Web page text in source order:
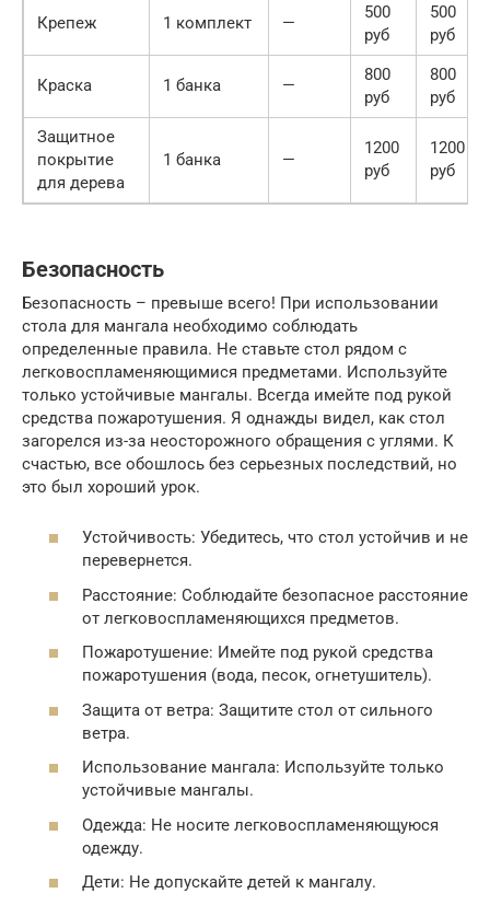
Крепеж 1 комплект —
500
руб
500
руб
Краска 1 банка —
800
руб
800
руб
Защитное
покрытие
для дерева
1 банка —
1200
руб
1200
руб
Безопасность
Безопасность – превыше всего! При использовании
стола для мангала необходимо соблюдать
определенные правила. Не ставьте стол рядом с
легковоспламеняющимися предметами. Используйте
только устойчивые мангалы. Всегда имейте под рукой
средства пожаротушения. Я однажды видел, как стол
загорелся из-за неосторожного обращения с углями. К
счастью, все обошлось без серьезных последствий, но
это был хороший урок.
Устойчивость: Убедитесь, что стол устойчив и не
перевернется.
Расстояние: Соблюдайте безопасное расстояние
от легковоспламеняющихся предметов.
Пожаротушение: Имейте под рукой средства
пожаротушения (вода, песок, огнетушитель).
Защита от ветра: Защитите стол от сильного
ветра.
Использование мангала: Используйте только
устойчивые мангалы.
Одежда: Не носите легковоспламеняющуюся
одежду.
Дети: Не допускайте детей к мангалу.